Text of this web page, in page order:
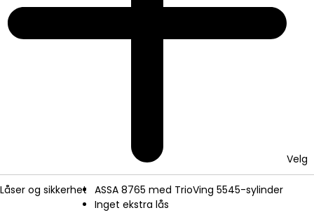
Velg
Låser og sikkerhet
ASSA 8765 med TrioVing 5545-sylinder
Inget ekstra lås